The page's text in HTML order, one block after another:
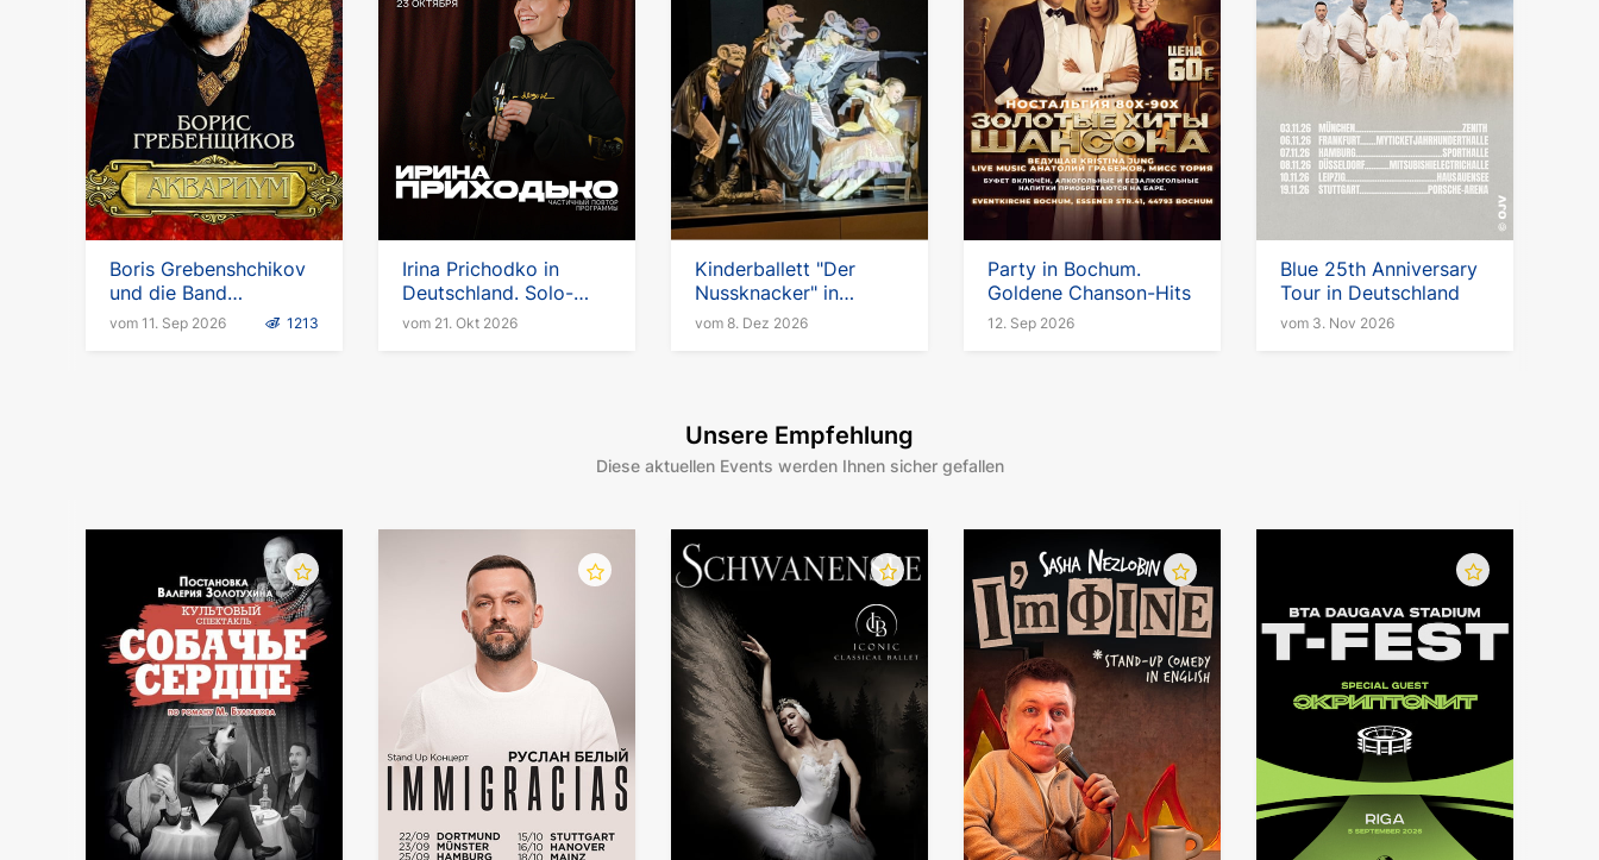
Boris Grebenshchikov
und die Band
Aquarium.
vom 11. Sep 2026 1213
Irina Prichodko in
Deutschland. Solo-
Stand-up-Tour
vom 21. Okt 2026
Kinderballett "Der
Nussknacker" in
Deutschland
vom 8. Dez 2026
Party in Bochum.
Goldene Chanson-Hits
12. Sep 2026
Blue 25th Anniversary
Tour in Deutschland
vom 3. Nov 2026
Unsere Empfehlung
Diese aktuellen Events werden Ihnen sicher gefallen